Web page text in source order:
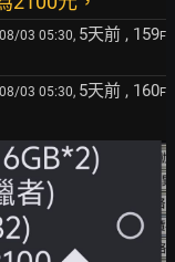
08/03 05:30, 5天前 , 159F
08/03 05:30, 5天前 , 160F